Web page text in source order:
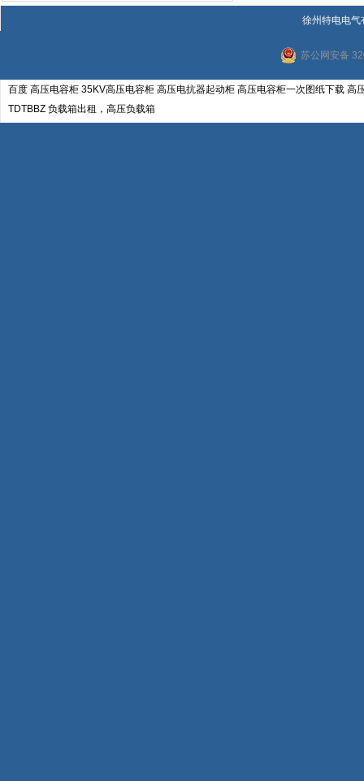
1×3W
1×3W
徐州特电电气
苏公网安备
百度 高压电容柜 35KV高压电容柜 高压电抗器起动柜 高压电容柜一次图纸下载 高
TDTBBZ 负载箱出租，高压负载箱